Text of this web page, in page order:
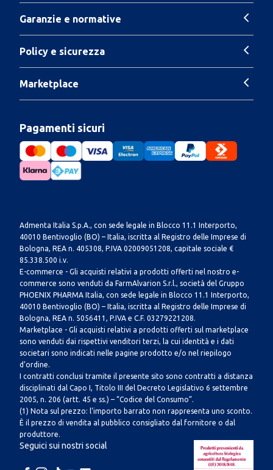
Garanzie e normative
Policy e sicurezza
Marketplace
Pagamenti sicuri
Admenta Italia S.p.A., con sede legale in Blocco 11.1 Interporto,
40010 Bentivoglio (BO) – Italia, iscritta al Registro delle Imprese di
Bologna, REA n. 405308, P.IVA 02009051208, capitale sociale €
85.338.500 i.v.
E-commerce - Gli acquisti relativi a prodotti offerti nel nostro e-
commerce sono venduti da FarmAlvarion S.r.l., società del Gruppo
PHOENIX PHARMA Italia, con sede legale in Blocco 11.1 Interporto,
40010 Bentivoglio (BO) – Italia, iscritta al Registro delle Imprese di
Bologna, REA n. 5056411, P.IVA e C.F. 03279221208.
Marketplace - Gli acquisti relativi a prodotti offerti sul marketplace
sono venduti dai rispettivi venditori terzi, la cui identità e i dati
societari sono indicati nelle pagine prodotto e/o nel riepilogo
d’ordine.
I contratti conclusi tramite il presente sito sono contratti a distanza
disciplinati dal Capo I, Titolo III del Decreto Legislativo 6 settembre
2005, n. 206 (artt. 45 e ss.) – “Codice del Consumo”.
(1) Nota sul prezzo: l’importo barrato non rappresenta uno sconto.
È il prezzo di vendita al pubblico consigliato dal fornitore o dal
produttore.
Seguici sui nostri social